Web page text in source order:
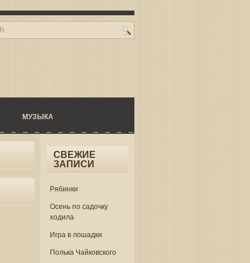
МУЗЫКА
СВЕЖИЕ
ЗАПИСИ
Рябинки
Осень по садочку
ходила
Игра в лошадки
Полька Чайковского